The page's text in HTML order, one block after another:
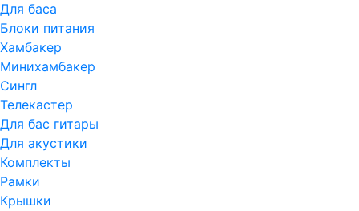
Для баса
Блоки питания
Хамбакер
Минихамбакер
Сингл
Телекастер
Для бас гитары
Для акустики
Комплекты
Рамки
Крышки